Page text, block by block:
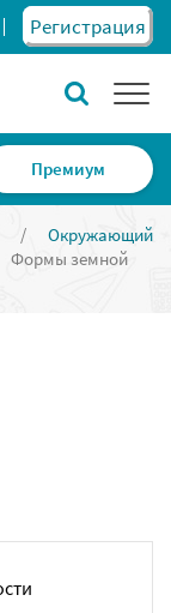
Регистрация
Премиум
/
Окружающий
Формы земной